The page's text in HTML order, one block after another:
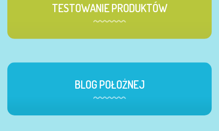
TESTOWANIE PRODUKTÓW
BLOG POŁOŻNEJ